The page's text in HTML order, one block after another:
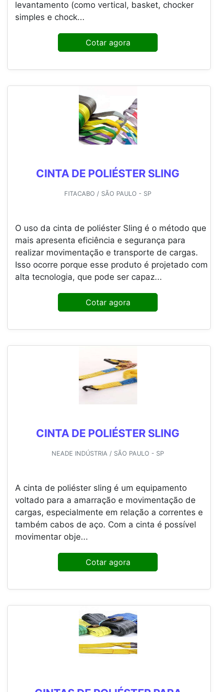
levantamento (como vertical, basket, chocker
simples e chock...
Cotar agora
CINTA DE POLIÉSTER SLING
FITACABO / SÃO PAULO - SP
O uso da cinta de poliéster Sling é o método que
mais apresenta eficiência e segurança para
realizar movimentação e transporte de cargas.
Isso ocorre porque esse produto é projetado com
alta tecnologia, que pode ser capaz...
Cotar agora
CINTA DE POLIÉSTER SLING
NEADE INDÚSTRIA / SÃO PAULO - SP
A cinta de poliéster sling é um equipamento
voltado para a amarração e movimentação de
cargas, especialmente em relação a correntes e
também cabos de aço. Com a cinta é possível
movimentar obje...
Cotar agora